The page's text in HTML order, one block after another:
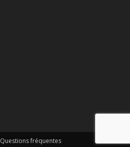
Questions fréquentes